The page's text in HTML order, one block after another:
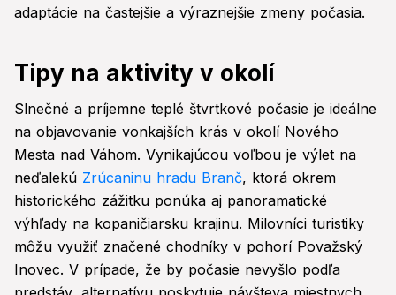
adaptácie na častejšie a výraznejšie zmeny počasia.
Tipy na aktivity v okolí
Slnečné a príjemne teplé štvrtkové počasie je ideálne
na objavovanie vonkajších krás v okolí Nového
Mesta nad Váhom. Vynikajúcou voľbou je výlet na
neďalekú Zrúcaninu hradu Branč, ktorá okrem
historického zážitku ponúka aj panoramatické
výhľady na kopaničiarsku krajinu. Milovníci turistiky
môžu využiť značené chodníky v pohorí Považský
Inovec. V prípade, že by počasie nevyšlo podľa